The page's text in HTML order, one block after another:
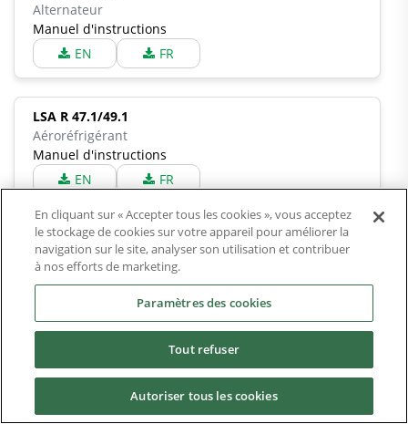
Alternateur
Manuel d'instructions
EN
FR
LSA R 47.1/49.1
Aéroréfrigérant
Manuel d'instructions
EN
FR
LSA R 49.1
Aéroréfrigérant
Manuel d'instructions
FR
LSF 46.2
Manuel d'instructions
En cliquant sur « Accepter tous les cookies », vous acceptez
le stockage de cookies sur votre appareil pour améliorer la
navigation sur le site, analyser son utilisation et contribuer
à nos efforts de marketing.
Paramètres des cookies
Tout refuser
Autoriser tous les cookies